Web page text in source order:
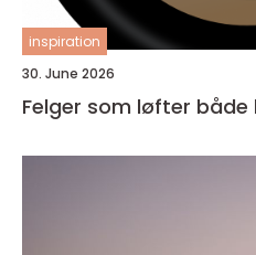
inspiration
30. June 2026
Felger som løfter både